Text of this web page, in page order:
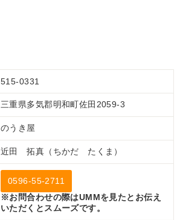
515-0331
三重県多気郡明和町佐田2059-3
のうき屋
近田 拓真（ちかだ たくま）
0596-55-2711
※お問合わせの際はUMMを見たとお伝え
いただくとスムーズです。